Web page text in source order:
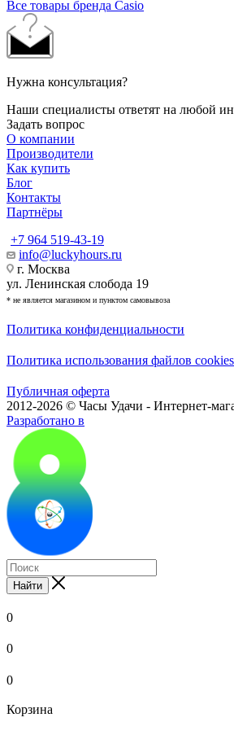
Все товары бренда Casio
Нужна консультация?
Наши специалисты ответят на любой
Задать вопрос
О компании
Производители
Как купить
Блог
Контакты
Партнёры
+7 964 519-43-19
info@luckyhours.ru
г. Москва
ул. Ленинская слобода 19
* не является магазином и пунктом самовывоза
Политика конфиденциальности
Политика использования файлов cookies
Публичная оферта
2012-2026 © Часы Удачи - Интернет-
Разработано в
Найти
0
0
0
Корзина